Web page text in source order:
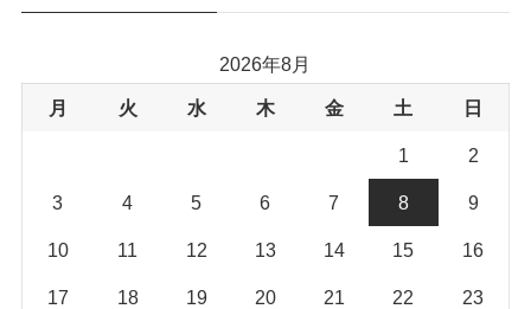
2026年8月
月 火 水 木 金 土 日
1 2
3 4 5 6 7 8 9
10 11 12 13 14 15 16
17 18 19 20 21 22 23